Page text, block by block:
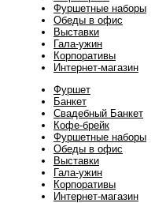
Фуршетные наборы
Обеды в офис
Выставки
Гала-ужин
Корпоративы
Интернет-магазин
Фуршет
Банкет
Свадебный Банкет
Кофе-брейк
Фуршетные наборы
Обеды в офис
Выставки
Гала-ужин
Корпоративы
Интернет-магазин